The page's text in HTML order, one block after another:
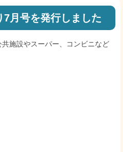
月号を発行しました
施設やスーパー、コンビニなど